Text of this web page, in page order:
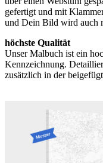
gefertigt und mit
und Dein Bild wird auch
höchste Qualität
Unser Malbuch ist ein
Kennzeichnung.
zusätzlich in der